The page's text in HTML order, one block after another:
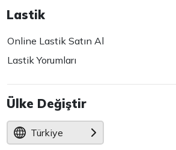
Lastik
Online Lastik Satın Al
Lastik Yorumları
Ülke Değiştir
Türkiye